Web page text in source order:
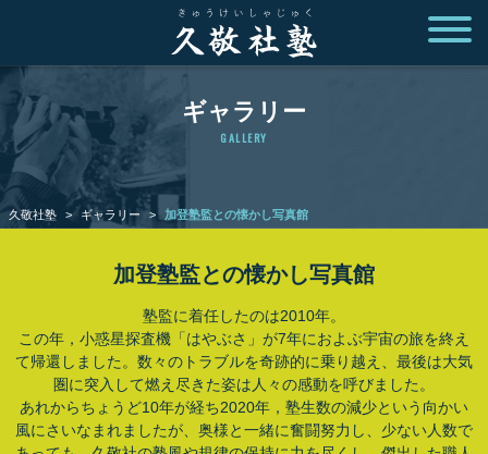
ギャラリー
GALLERY
久敬社塾 > ギャラリー > 加登塾監との懐かし写真館
加登塾監との懐かし写真館
塾監に着任したのは2010年。
この年，小惑星探査機「はやぶさ」が7年におよぶ宇宙の旅を終え
て帰還しました。数々のトラブルを奇跡的に乗り越え、最後は大気
圏に突入して燃え尽きた姿は人々の感動を呼びました。
あれからちょうど10年が経ち2020年，塾生数の減少という向かい
風にさいなまれましたが、奥様と一緒に奮闘努力し、少ない人数で